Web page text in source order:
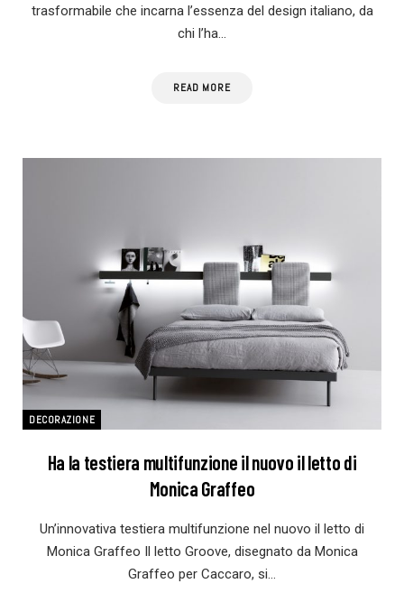
trasformabile che incarna l’essenza del design italiano, da
chi l’ha…
READ MORE
DECORAZIONE
Ha la testiera multifunzione il nuovo il letto di
Monica Graffeo
Un’innovativa testiera multifunzione nel nuovo il letto di
Monica Graffeo Il letto Groove, disegnato da Monica
Graffeo per Caccaro, si…